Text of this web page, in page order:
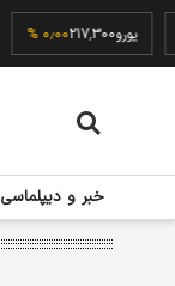
یورو217,300۰٫۰۰ %
خبر و دیپلماسی